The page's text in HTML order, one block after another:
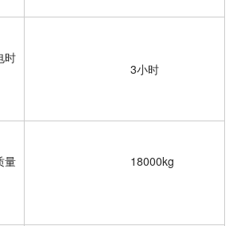
				3小时
量
				18000kg